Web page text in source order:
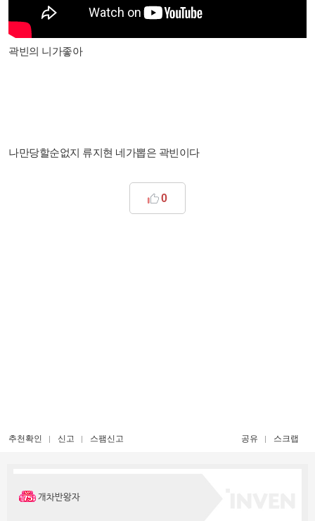
곽빈의 니가좋아
나만당할순없지 류지현 네가뽑은 곽빈이다
0
추천확인 신고 스팸신고 공유 스크랩
개차반왕자